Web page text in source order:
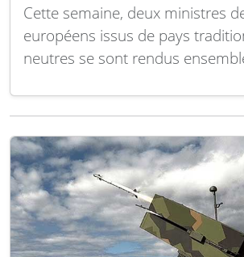
Cette semaine, deux ministres
européens issus de pays
neutres se sont rendus
découvert illustre pourquoi une
des centres majeurs de
de défense aérienne. Selon un
du…Lire la suite